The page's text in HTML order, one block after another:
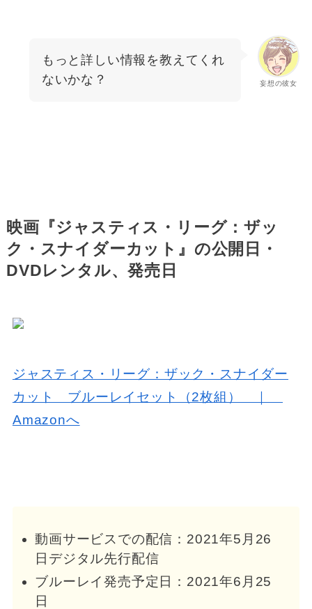
妄想の彼女
もっと詳しい情報を教えてくれ
ないかな？
映画『ジャスティス・リーグ：ザッ
ク・スナイダーカット』の公開日・
DVDレンタル、発売日
ジャスティス・リーグ：ザック・スナイダー
カット ブルーレイセット（2枚組） ｜
Amazonへ
動画サービスでの配信：2021年5月26
日デジタル先行配信
ブルーレイ発売予定日：2021年6月25
日